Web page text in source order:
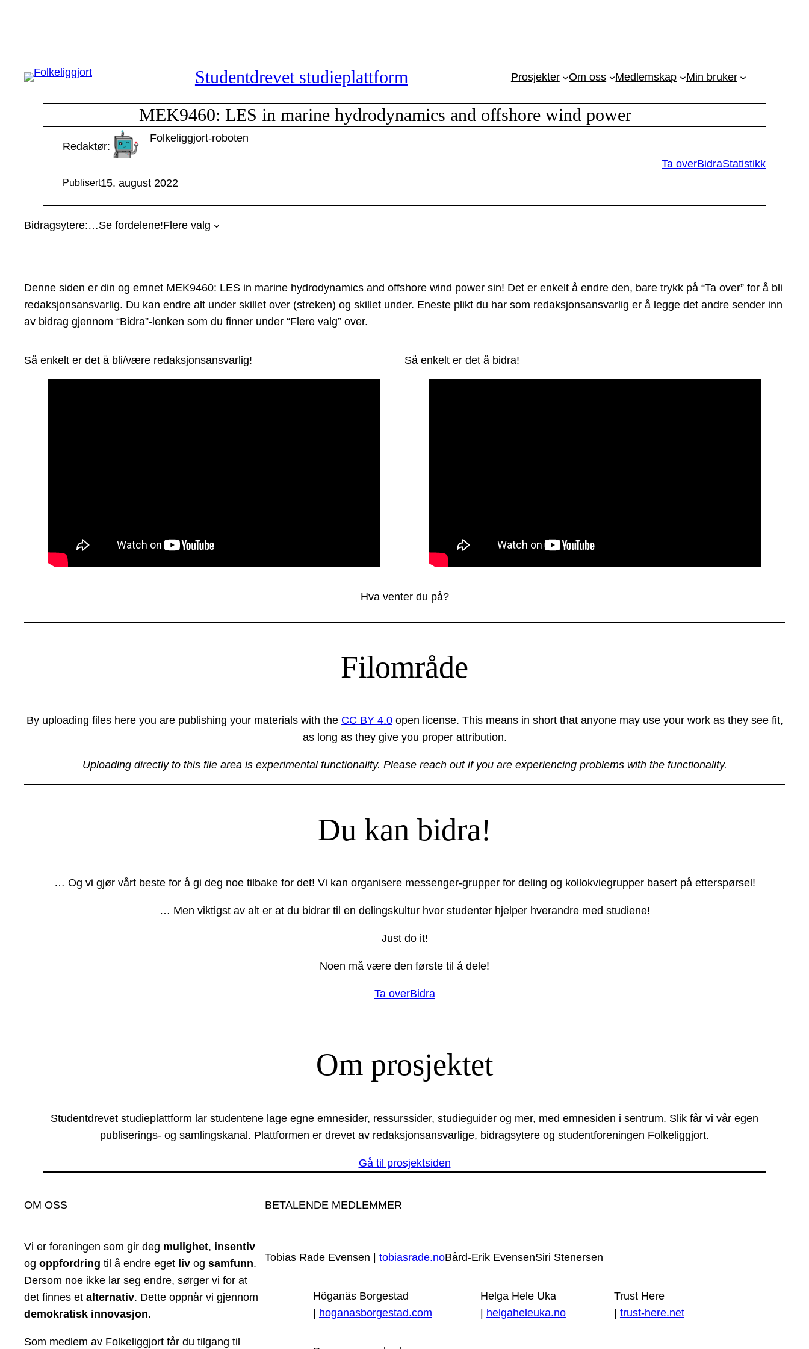
Studentdrevet studieplattform Prosjekter Om oss Medlemskap Min bruker
MEK9460: LES in marine hydrodynamics and offshore wind power
Redaktør:
Folkeliggjort-roboten
Publisert15. august 2022
Ta overBidraStatistikk
Bidragsytere:…Se fordelene!Flere valg
Denne siden er din og emnet MEK9460: LES in marine hydrodynamics and offshore wind power sin! Det er enkelt å endre den, bare trykk på “Ta over” for å bli
redaksjonsansvarlig. Du kan endre alt under skillet over (streken) og skillet under. Eneste plikt du har som redaksjonsansvarlig er å legge det andre sender inn
av bidrag gjennom “Bidra”-lenken som du finner under “Flere valg” over.
Så enkelt er det å bli/være redaksjonsansvarlig! Så enkelt er det å bidra!
Hva venter du på?
Filområde
By uploading files here you are publishing your materials with the CC BY 4.0open license. This means in short that anyone may use your work as they see fit,
as long as they give you proper attribution.
Uploading directly to this file area is experimental functionality. Please reach out if you are experiencing problems with the functionality.
Du kan bidra!
… Og vi gjør vårt beste for å gi deg noe tilbake for det! Vi kan organisere messenger-grupper for deling og kollokviegrupper basert på etterspørsel!
… Men viktigst av alt er at du bidrar til en delingskultur hvor studenter hjelper hverandre med studiene!
Just do it!
Noen må være den første til å dele!
Ta overBidra
Om prosjektet
Studentdrevet studieplattform lar studentene lage egne emnesider, ressurssider, studieguider og mer, med emnesiden i sentrum. Slik får vi vår egen
publiserings- og samlingskanal. Plattformen er drevet av redaksjonsansvarlige, bidragsytere og studentforeningen Folkeliggjort.
Gå til prosjektsiden
OM OSS
Vi er foreningen som gir deg mulighet, insentiv
og oppfordring til å endre eget liv og samfunn.
Dersom noe ikke lar seg endre, sørger vi for at
det finnes et alternativ. Dette oppnår vi gjennom
demokratisk innovasjon.
Som medlem av Folkeliggjort får du tilgang til
BETALENDE MEDLEMMER
Tobias Rade Evensen | tobiasrade.noBård-Erik EvensenSiri Stenersen
Höganäs Borgestad
| hoganasborgestad.com
Helga Hele Uka
| helgaheleuka.no
Trust Here
| trust-here.net